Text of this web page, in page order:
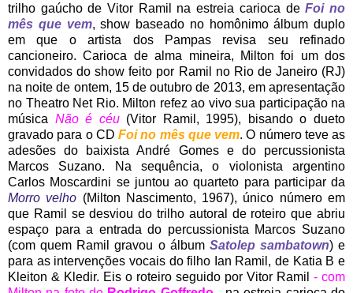
trilho gaúcho de Vitor Ramil na estreia carioca deFoi no
mês que vem, show baseado no homônimo álbum duplo
em que o artista dos Pampas revisa seu refinado
cancioneiro. Carioca de alma mineira, Milton foi um dos
convidados do show feito por Ramil no Rio de Janeiro (RJ)
na noite de ontem, 15 de outubro de 2013, em apresentação
no Theatro Net Rio. Milton refez ao vivo sua participação na
música Não é céu(Vitor Ramil, 1995), bisando o dueto
gravado para o CD Foi no mês que vem. O número teve as
adesões do baixista André Gomes e do percussionista
Marcos Suzano. Na sequência, o violonista argentino
Carlos Moscardini se juntou ao quarteto para participar da
Morro velho (Milton Nascimento, 1967), único número em
que Ramil se desviou do trilho autoral de roteiro que abriu
espaço para a entrada do percussionista Marcos Suzano
(com quem Ramil gravou o álbum Satolep sambatown) e
para as intervenções vocais do filho Ian Ramil, de Katia B e
Kleiton & Kledir. Eis o roteiro seguido por Vitor Ramil - com